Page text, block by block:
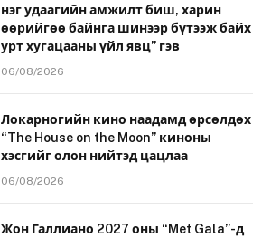
нэг удаагийн амжилт биш, харин
өөрийгөө байнга шинээр бүтээж байх
урт хугацааны үйл явц” гэв
06/08/2026
Локарногийн кино наадамд өрсөлдөх
“The House on the Moon” киноны
хэсгийг олон нийтэд цацлаа
06/08/2026
Жон Галлиано 2027 оны “Met Gala”-д